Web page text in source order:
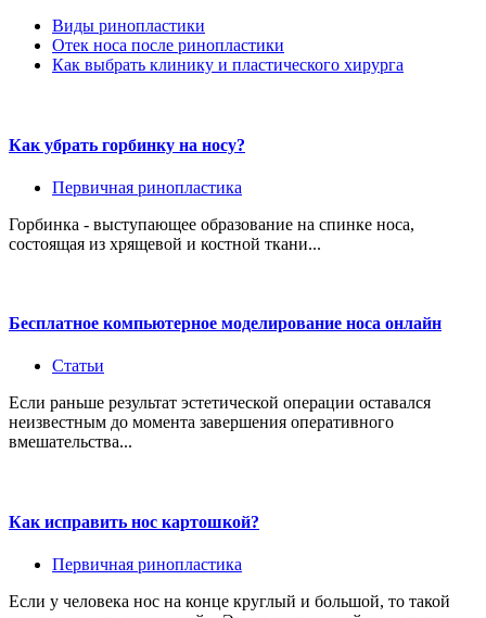
Виды ринопластики
Отек носа после ринопластики
Как выбрать клинику и пластического хирурга
Как убрать горбинку на носу?
Первичная ринопластика
Горбинка - выступающее образование на спинке носа,
состоящая из хрящевой и костной ткани...
Бесплатное компьютерное моделирование носа онлайн
Статьи
Если раньше результат эстетической операции оставался
неизвестным до момента завершения оперативного
вмешательства...
Как исправить нос картошкой?
Первичная ринопластика
Если у человека нос на конце круглый и большой, то такой